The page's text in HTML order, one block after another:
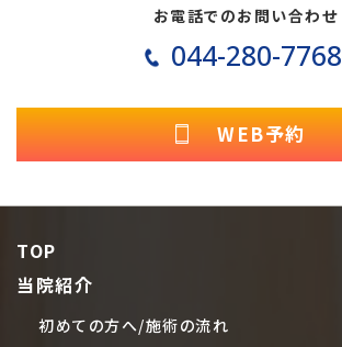
お電話でのお問い合わせ
044-280-7768
WEB予約
TOP
当院紹介
初めての方へ/施術の流れ